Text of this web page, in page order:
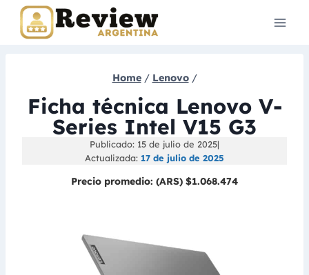
Skip
Home / Lenovo /
Ficha técnica Lenovo V-
Series Intel V15 G3
Publicado: 15 de julio de 2025|
Actualizada: 17 de julio de 2025
Precio promedio: (ARS) $1.068.474